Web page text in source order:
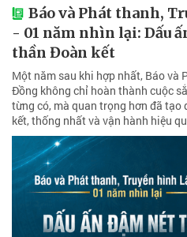
Báo và Phát thanh,
- 01 năm nhìn lại: Dấu
thần Đoàn kết
Một năm sau khi hợp nhất, Báo và
Đồng không chỉ hoàn thành cuộc
từng có, mà quan trọng hơn đã tạo
kết, thống nhất và vận hành hiệu